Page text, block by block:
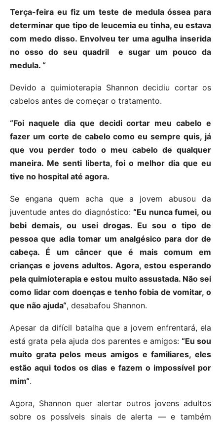
Terça-feira eu fiz um teste de medula óssea para
determinar que tipo de leucemia eu tinha, eu estava
com medo disso. Envolveu ter uma agulha inserida
no osso do seu quadril e sugar um pouco da
medula. “
Devido a quimioterapia Shannon decidiu cortar os
cabelos antes de começar o tratamento.
“Foi naquele dia que decidi cortar meu cabelo e
fazer um corte de cabelo como eu sempre quis, já
que vou perder todo o meu cabelo de qualquer
maneira. Me senti liberta, foi o melhor dia que eu
tive no hospital até agora.
Se engana quem acha que a jovem abusou da
juventude antes do diagnóstico:“Eu nunca fumei, ou
bebi demais, ou usei drogas. Eu sou o tipo de
pessoa que adia tomar um analgésico para dor de
cabeça. É um câncer que é mais comum em
crianças e jovens adultos. Agora, estou esperando
pela quimioterapia e estou muito assustada. Não sei
como lidar com doenças e tenho fobia de vomitar, o
que não ajuda“, desabafou Shannon.
Apesar da difícil batalha que a jovem enfrentará, ela
está grata pela ajuda dos parentes e amigos: “Eu sou
muito grata pelos meus amigos e familiares, eles
estão aqui todos os dias e fazem o impossível por
mim“.
Agora, Shannon quer alertar outros jovens adultos
sobre os possíveis sinais de alerta — e também